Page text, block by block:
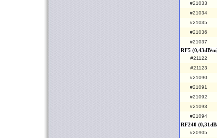
#21033
#21034
#21035
#21036
#21037
RF5 (0,43dB/
#21122
#21123
#21090
#21091
#21092
#21093
#21094
RF240
#20905